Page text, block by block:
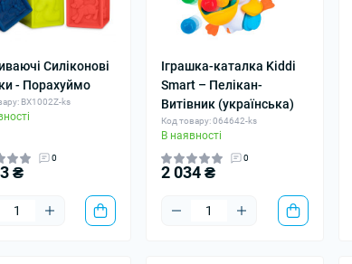
Силіконові
- Порахуймо
BX1002Z-ks
0
₴
Іграшка-каталка Kiddi
Smart – Пелікан-
Витівник (українська)
Код товару: 064642-ks
В наявності
0
2 034 ₴